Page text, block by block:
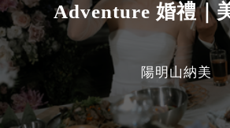
Adventure 婚禮｜
陽明山納美